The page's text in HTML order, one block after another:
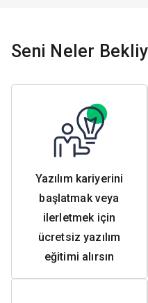
Seni Neler
Yazılım kariyerini
başlatmak veya
ilerletmek için
ücretsiz yazılım
eğitimi alırsın